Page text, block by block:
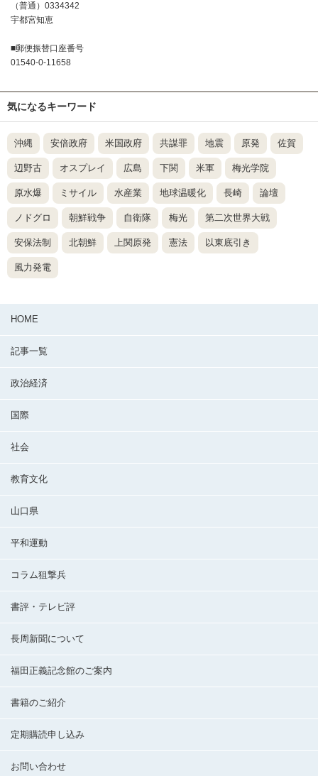
（普通）0334342
宇都宮知恵
■郵便振替口座番号
01540-0-11658
気になるキーワード
沖縄 安倍政府 米国政府 共謀罪 地震 原発 佐賀
辺野古 オスプレイ 広島 下関 米軍 梅光学院
原水爆 ミサイル 水産業 地球温暖化 長崎 論壇
ノドグロ 朝鮮戦争 自衛隊 梅光 第二次世界大戦
安保法制 北朝鮮 上関原発 憲法 以東底引き
風力発電
HOME
記事一覧
政治経済
国際
社会
教育文化
山口県
平和運動
コラム狙撃兵
書評・テレビ評
長周新聞について
福田正義記念館のご案内
書籍のご紹介
定期購読申し込み
お問い合わせ